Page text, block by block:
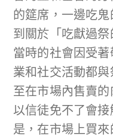
的筵席，一邊吃
到關於「吃獻過
當時的社會因受
業和社交活動都
至在市場內售賣
以信徒免不了會接
是，在市場上買